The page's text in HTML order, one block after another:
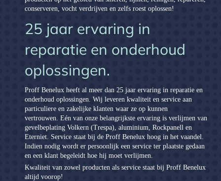
conserveren, vocht verdrijven en zelfs roest oplossen!
25 jaar ervaring in
reparatie en onderhoud
oplossingen.
Proff Benelux heeft al meer dan 25 jaar ervaring in reparatie en
onderhoud oplossingen. Wij leveren kwaliteit en service aan
particuliere en zakelijke klanten waar ze op kunnen
vertrouwen. Eén van onze belangrijkste ervaring is verlijmen van
gevelbeplating Volkern (Trespa), aluminium, Rockpanell en
Eterniet. Service staat bij de Proff Benelux hoog in het vaandel.
Indien nodig wordt er persoonlijk een service ter plaatste gedaan
en een klant begeleidt hoe hij moet verlijmen.
Kwaliteit van zowel producten als service staat bij Proff Benelux
altijd voorop!